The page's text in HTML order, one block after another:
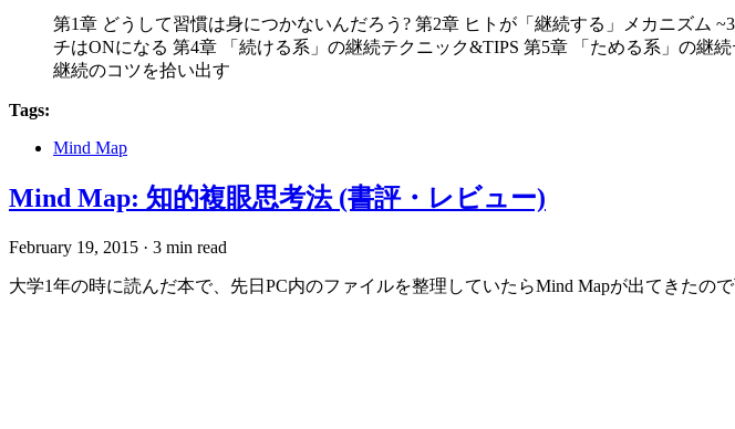
第1章 どうして習慣は身につかないんだろう? 第2章 ヒトが「継続する」メカニズム
チはONになる 第4章 「続ける系」の継続テクニック&TIPS 第5章 「ためる系」の継
継続のコツを拾い出す
Tags:
Mind Map
Mind Map: 知的複眼思考法 (書評・レビュー)
February 19, 2015 · 3 min read
大学1年の時に読んだ本で、先日PC内のファイルを整理していたらMind Mapが出てきたの